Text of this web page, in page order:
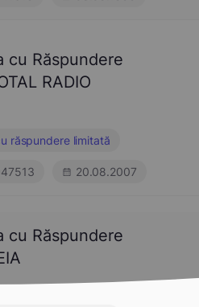
cu Răspundere
RADIO
răspundere limitată
20.08.2007
cu Răspundere